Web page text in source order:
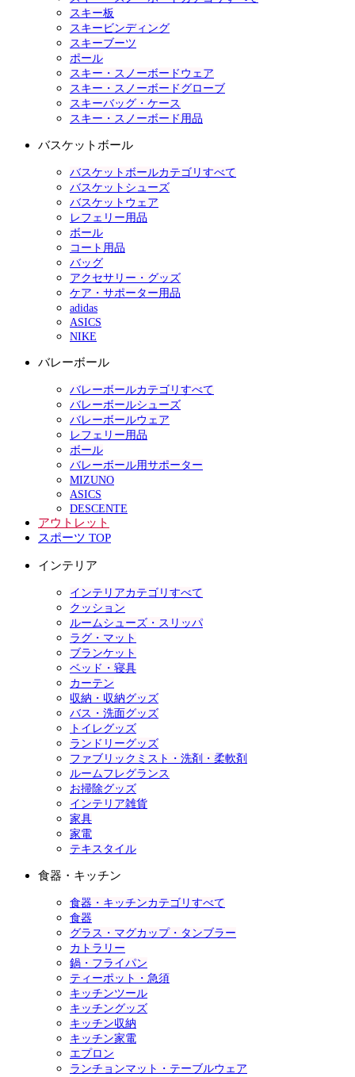
スキー板
スキービンディング
スキーブーツ
ポール
スキー・スノーボードウェア
スキー・スノーボードグローブ
スキーバッグ・ケース
スキー・スノーボード用品
バスケットボール
バスケットボールカテゴリすべて
バスケットシューズ
バスケットウェア
レフェリー用品
ボール
コート用品
バッグ
アクセサリー・グッズ
ケア・サポーター用品
adidas
ASICS
NIKE
バレーボール
バレーボールカテゴリすべて
バレーボールシューズ
バレーボールウェア
レフェリー用品
ボール
バレーボール用サポーター
MIZUNO
ASICS
DESCENTE
アウトレット
スポーツ TOP
インテリア
インテリアカテゴリすべて
クッション
ルームシューズ・スリッパ
ラグ・マット
ブランケット
ベッド・寝具
カーテン
収納・収納グッズ
バス・洗面グッズ
トイレグッズ
ランドリーグッズ
ファブリックミスト・洗剤・柔軟剤
ルームフレグランス
お掃除グッズ
インテリア雑貨
家具
家電
テキスタイル
食器・キッチン
食器・キッチンカテゴリすべて
食器
グラス・マグカップ・タンブラー
カトラリー
鍋・フライパン
ティーポット・急須
キッチンツール
キッチングッズ
キッチン収納
キッチン家電
エプロン
ランチョンマット・テーブルウェア